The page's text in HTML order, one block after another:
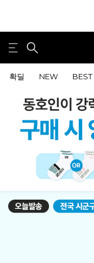
확딜 NEW BEST